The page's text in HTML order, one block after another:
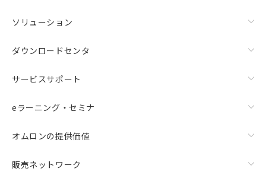
ソリューション
ダウンロードセンタ
サービスサポート
eラーニング・セミナ
オムロンの提供価値
販売ネットワーク